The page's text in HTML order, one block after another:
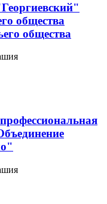
общества
общества